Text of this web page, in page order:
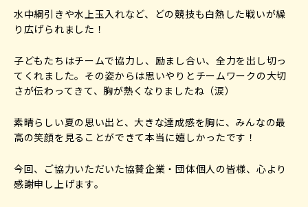
水中綱引きや水上玉入れなど、どの競技も白熱した戦いが繰
り広げられました！
子どもたちはチームで協力し、励まし合い、全力を出し切っ
てくれました。その姿からは思いやりとチームワークの大切
さが伝わってきて、胸が熱くなりましたね（涙）
素晴らしい夏の思い出と、大きな達成感を胸に、みんなの最
高の笑顔を見ることができて本当に嬉しかったです！
今回、ご協力いただいた協賛企業・団体個人の皆様、心より
感謝申し上げます。